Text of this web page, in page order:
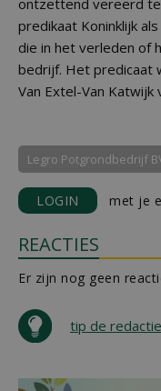
ontzettend vereerd
predikaat Koninklijk
die in het verleden of
bedrijf. Het predicaat
Van Extel-Van
Legro Potgrondbedrijf
LOGIN met je e-
REACTIES
Er zijn nog geen
tip de redactie